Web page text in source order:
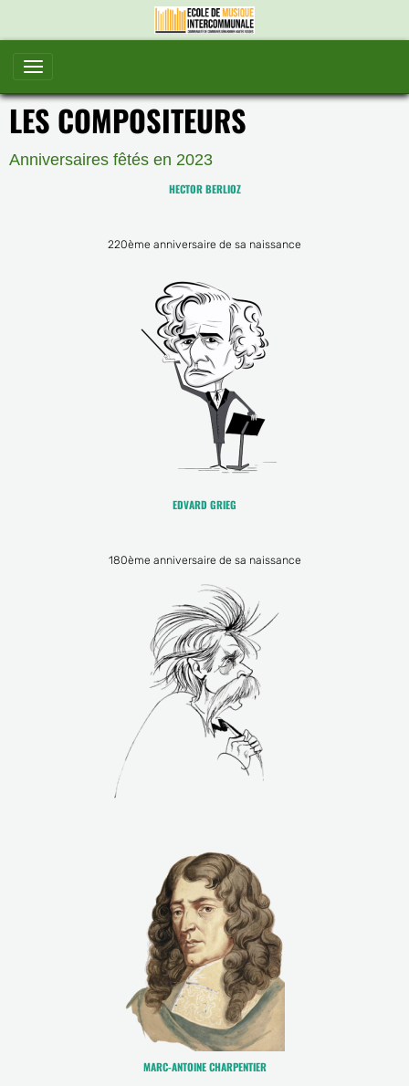
LES COMPOSITEURS
Anniversaires fêtés en 2023
HECTOR BERLIOZ
220ème anniversaire de sa naissance
EDVARD GRIEG
180ème anniversaire de sa naissance
MARC-ANTOINE CHARPENTIER